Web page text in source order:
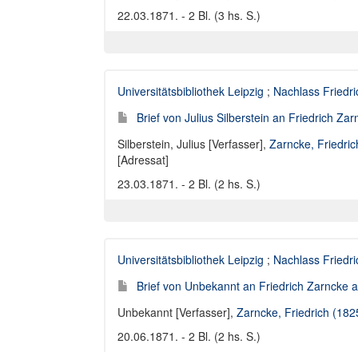
22.03.1871. - 2 Bl. (3 hs. S.)
Universitätsbibliothek Leipzig ; Nachlass
Brief von Julius Silberstein an Friedrich
Silberstein, Julius [Verfasser], Zarncke,
[Adressat]
23.03.1871. - 2 Bl. (2 hs. S.)
Universitätsbibliothek Leipzig ; Nachlass
Brief von Unbekannt an Friedrich Zarncke
Unbekannt [Verfasser], Zarncke, Friedrich
20.06.1871. - 2 Bl. (2 hs. S.)